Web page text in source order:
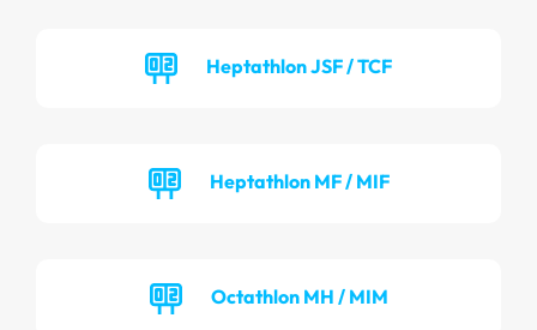
Heptathlon JSF / TCF
Heptathlon MF / MIF
Octathlon MH / MIM